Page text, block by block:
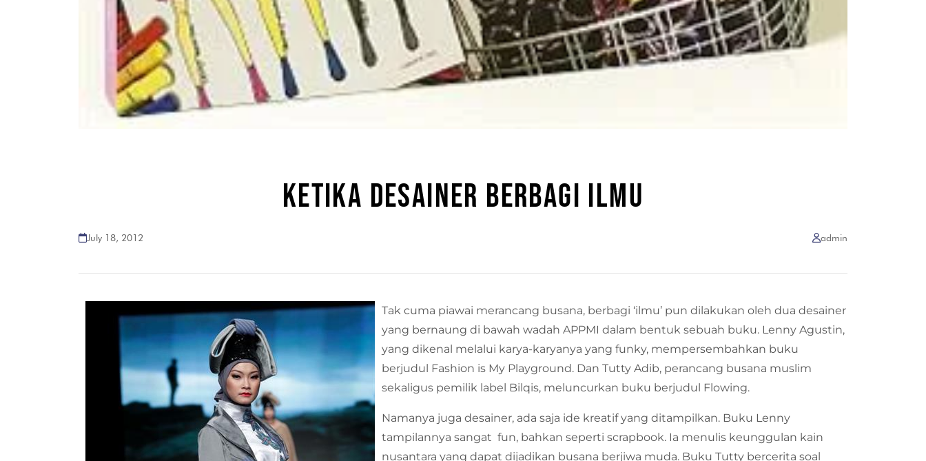
KETIKA DESAINER BERBAGI ILMU
July 18, 2012 admin
Tak cuma piawai merancang busana, berbagi ‘ilmu’ pun dilakukan oleh dua desainer
yang bernaung di bawah wadah APPMI dalam bentuk sebuah buku. Lenny Agustin,
yang dikenal melalui karya-karyanya yang funky, mempersembahkan buku
berjudul Fashion is My Playground. Dan Tutty Adib, perancang busana muslim
sekaligus pemilik label Bilqis, meluncurkan buku berjudul Flowing.
Namanya juga desainer, ada saja ide kreatif yang ditampilkan. Buku Lenny
tampilannya sangat fun, bahkan seperti scrapbook. Ia menulis keunggulan kain
nusantara yang dapat dijadikan busana berjiwa muda. Buku Tutty bercerita soal